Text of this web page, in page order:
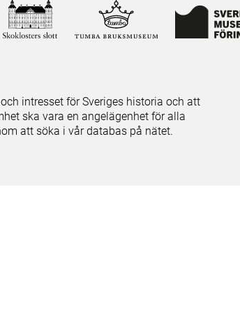
intresset för Sveriges historia och att
ska vara en angelägenhet för alla
att söka i vår databas på nätet.